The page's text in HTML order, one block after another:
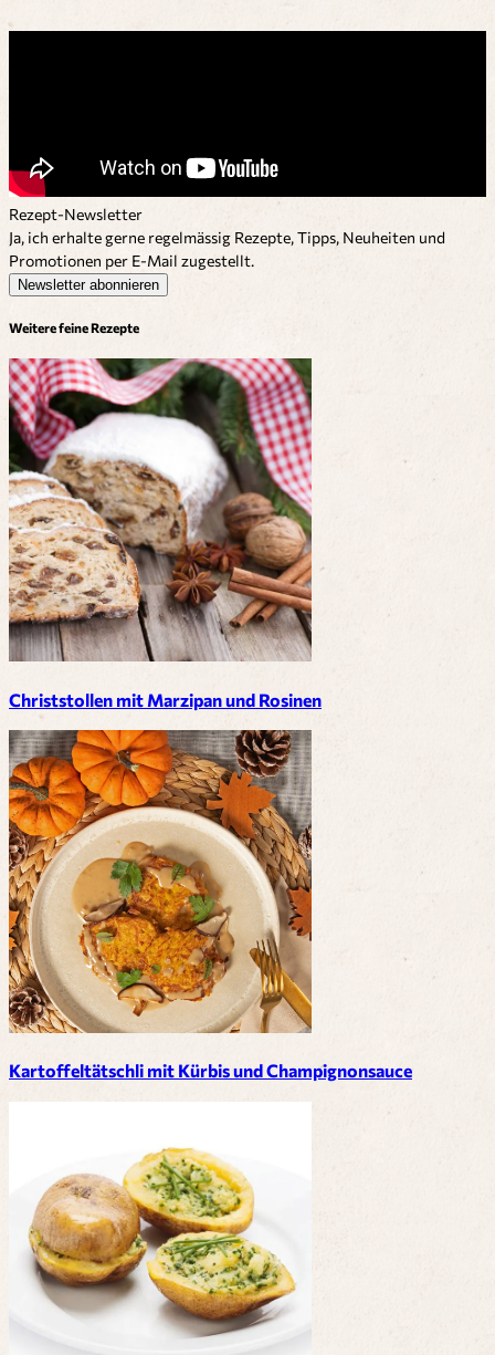
Rezept-Newsletter
Ja, ich erhalte gerne regelmässig Rezepte, Tipps, Neuheiten und
Promotionen per E-Mail zugestellt.
Newsletter abonnieren
Weitere feine Rezepte
Christstollen mit Marzipan und Rosinen
Kartoffeltätschli mit Kürbis und Champignonsauce